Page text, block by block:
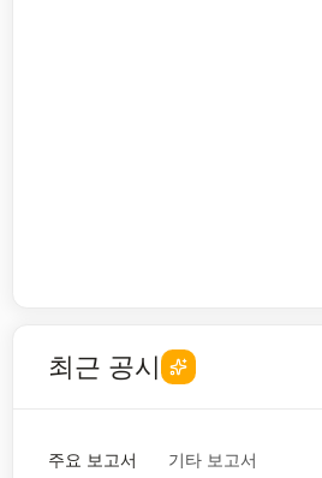
최근 공시
주요 보고서 기타 보고서